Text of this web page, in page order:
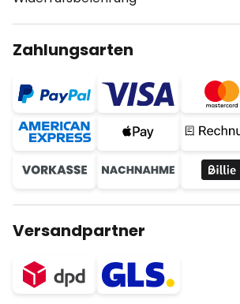
Zahlungsarten
Versandpartner